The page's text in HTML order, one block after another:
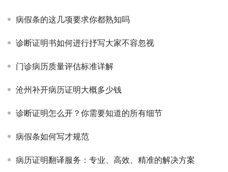
病假条的这几项要求你都熟知吗
诊断证明书如何进行抒写大家不容忽视
门诊病历质量评估标准详解
沧州补开病历证明大概多少钱
诊断证明怎么开？你需要知道的所有细节
病假条如何写才规范
病历证明翻译服务：专业、高效、精准的解决方案